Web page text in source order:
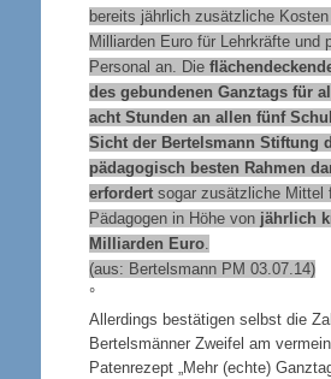
bereits jährlich zusätzliche
Milliarden Euro für Lehrkräfte und
Personal an. Die
des gebundenen Ganztags für
acht Stunden an allen fünf
Sicht der Bertelsmann Stiftung
pädagogisch besten Rahmen
erfordertsogar zusätzliche Mittel
Pädagogen in Höhe von jährlich
Milliarden Euro.
(aus: Bertelsmann PM 03.07.14)
°
Allerdings bestätigen selbst die
Bertelsmänner Zweifel am
Patenrezept „Mehr (echte)